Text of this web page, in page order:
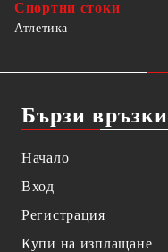
Спортни стоки
Атлетика
Бързи връзки
Начало
Вход
Регистрация
Купи на изплащане